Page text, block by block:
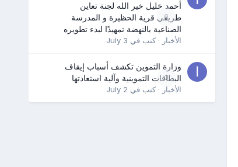
0
أحمد خليل خير الله لجنة تعاين
طريقي قرية الحظيرة و المدرسة
الصناعية بالنهضة تمهيدًا لبدء تطويره
الأخبار · كتب في July 3
0
وزارة التموين تكشف أسباب إيقاف
البطاقات التموينية وآلية استعادتها
الأخبار · كتب في July 2